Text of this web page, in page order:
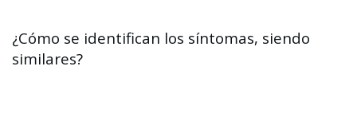
¿Cómo se identifican los síntomas, siendo
similares?